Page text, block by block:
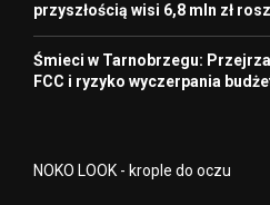
przyszłością wisi 6,8 mln zł
Śmieci w Tarnobrzegu:
FCC i ryzyko wyczerpania
NOKO LOOK - krople do oczu